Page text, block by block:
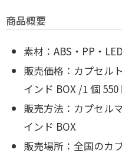
商品概要
素材：ABS・PP・
販売価格：カプセル
インド BOX /1 個 550
販売方法：カプセル
インド BOX
販売場所：全国のカ